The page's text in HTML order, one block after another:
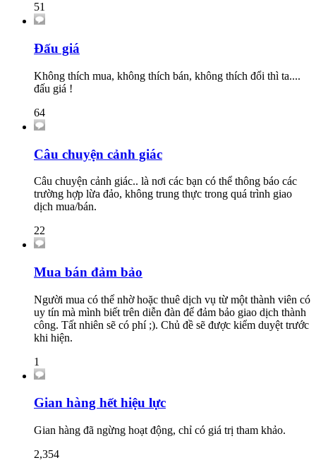
51
Đấu giá
Không thích mua, không thích bán, không thích đổi thì ta....
đấu giá !
64
Câu chuyện cảnh giác
Câu chuyện cảnh giác.. là nơi các bạn có thể thông báo các
trường hợp lừa đảo, không trung thực trong quá trình giao
dịch mua/bán.
22
Mua bán đảm bảo
Người mua có thể nhờ hoặc thuê dịch vụ từ một thành viên có
uy tín mà mình biết trên diễn đàn để đảm bảo giao dịch thành
công. Tất nhiên sẽ có phí ;). Chủ đề sẽ được kiểm duyệt trước
khi hiện.
1
Gian hàng hết hiệu lực
Gian hàng đã ngừng hoạt động, chỉ có giá trị tham khảo.
2,354